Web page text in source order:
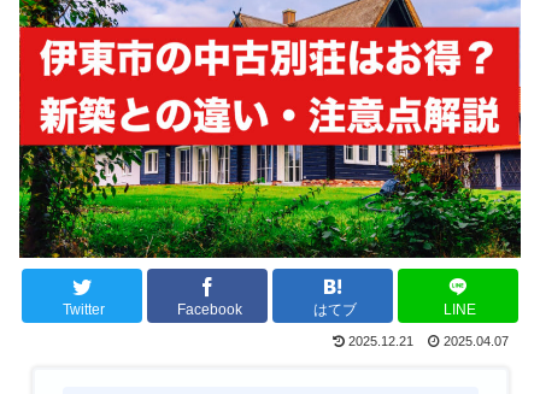
Twitter Facebook はてブ LINE
2025.12.21 2025.04.07